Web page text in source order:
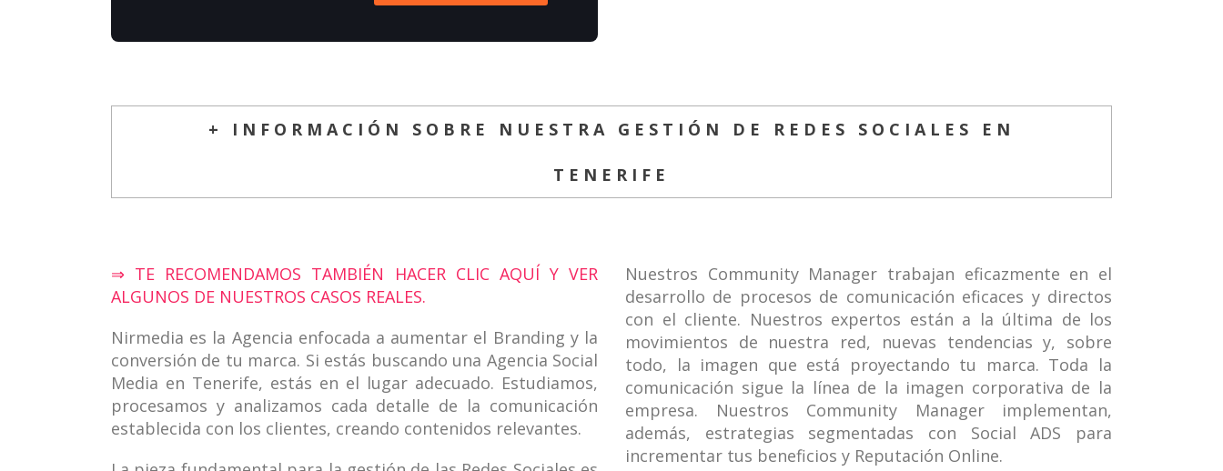
+ INFORMACIÓN SOBRE NUESTRA GESTIÓN DE REDES SOCIALES EN
TENERIFE
⇒ TE RECOMENDAMOS TAMBIÉN HACER CLIC AQUÍ Y VER
ALGUNOS DE NUESTROS CASOS REALES.
Nirmedia es la Agencia enfocada a aumentar el Branding y la
conversión de tu marca. Si estás buscando una Agencia Social
Media en Tenerife, estás en el lugar adecuado. Estudiamos,
procesamos y analizamos cada detalle de la comunicación
establecida con los clientes, creando contenidos relevantes.
Nuestros Community Manager trabajan eficazmente en el
desarrollo de procesos de comunicación eficaces y directos
con el cliente. Nuestros expertos están a la última de los
movimientos de nuestra red, nuevas tendencias y, sobre
todo, la imagen que está proyectando tu marca. Toda la
comunicación sigue la línea de la imagen corporativa de la
empresa. Nuestros Community Manager implementan,
además, estrategias segmentadas con Social ADS para
incrementar tus beneficios y Reputación Online.